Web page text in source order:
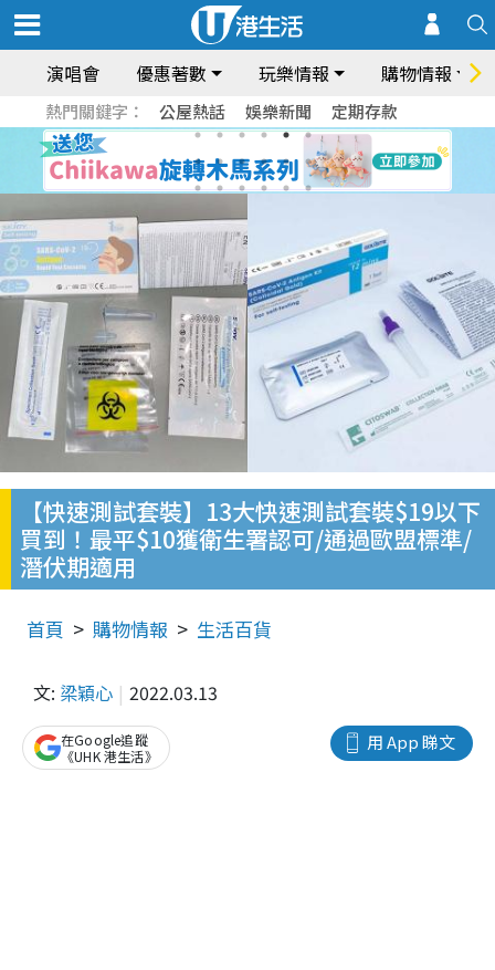
演唱會 優惠著數 玩樂情報 購物情報
熱門關鍵字： 公屋熱話 娛樂新聞 定期存款
【快速測試套裝】13大快速測試套裝$19以下
買到！最平$10獲衛生署認可/通過歐盟標準/
潛伏期適用
首頁 購物情報 生活百貨
文: 梁穎心 2022.03.13
用 App 睇文
在Google追蹤
《UHK 港生活》